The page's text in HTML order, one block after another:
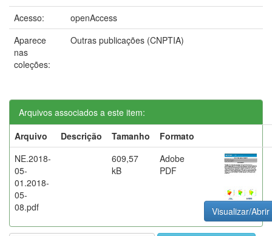
Acesso:
openAccess
Aparece
nas
coleções:
Outras publicações (CNPTIA)
Arquivos associados a este item:
Arquivo
Descrição Tamanho
Formato
NE.2018-
05-
01.2018-
05-
08.pdf
609,57
kB
Adobe
PDF
Visualizar/Abrir